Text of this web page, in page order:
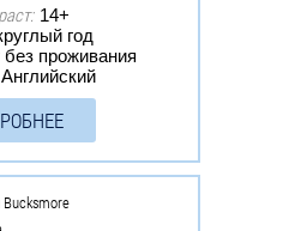
14+
год
без проживания
Английский